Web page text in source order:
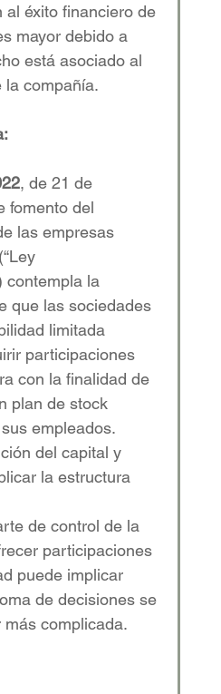
al éxito financiero de
mayor debido a
está asociado al
la compañía.
, de 21 de
fomento del
las empresas
contempla la
que las sociedades
limitada
participaciones
con la finalidad de
plan de stock
empleados.
del capital y
la estructura
de control de la
participaciones
puede implicar
de decisiones se
más complicada.